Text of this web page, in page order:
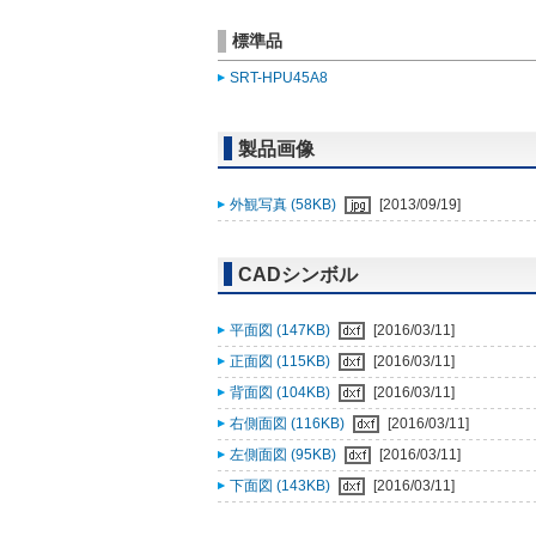
標準品
SRT-HPU45A8
製品画像
外観写真 (58KB) [2013/09/19]
CADシンボル
平面図 (147KB)
[2016/03/11]
正面図 (115KB)
[2016/03/11]
背面図 (104KB)
[2016/03/11]
右側面図 (116KB)
[2016/03/11]
左側面図 (95KB)
[2016/03/11]
下面図 (143KB)
[2016/03/11]